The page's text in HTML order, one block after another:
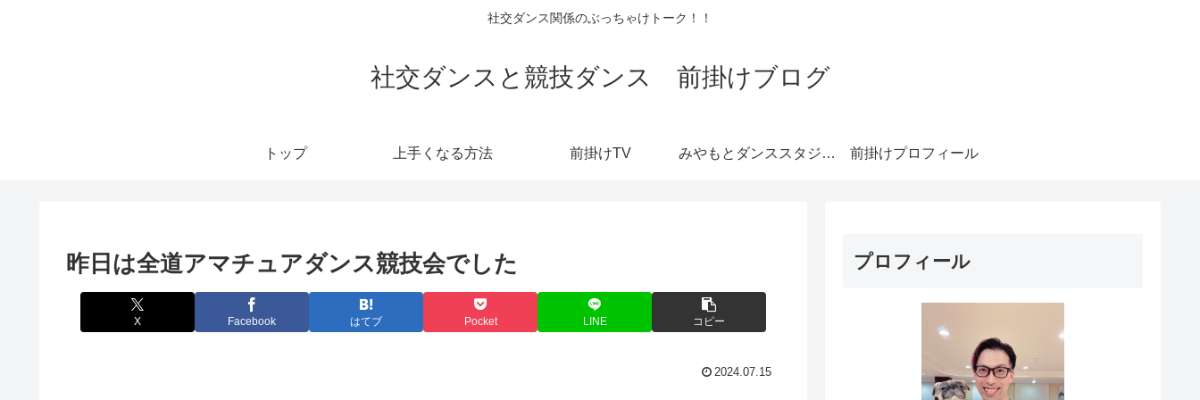
社交ダンス関係のぶっちゃけトーク！！
社交ダンスと競技ダンス 前掛けブログ
トップ 上手くなる方法 前掛けTV みやもとダンススタジオ札幌 前掛けプロフィール
昨日は全道アマチュアダンス競技会でした
X Facebook はてブ Pocket LINE コピー
2024.07.15
プロフィール